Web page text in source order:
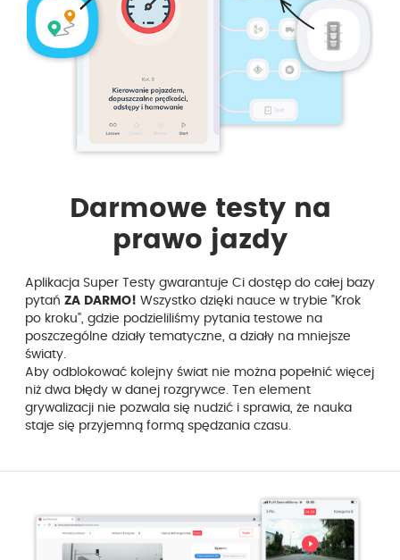
Darmowe testy na
prawo jazdy
Aplikacja Super Testy gwarantuje Ci dostęp do całej bazy
pytań ZA DARMO! Wszystko dzięki nauce w trybie "Krok
po kroku", gdzie podzieliliśmy pytania testowe na
poszczególne działy tematyczne, a działy na mniejsze
światy.
Aby odblokować kolejny świat nie można popełnić więcej
niż dwa błędy w danej rozgrywce. Ten element
grywalizacji nie pozwala się nudzić i sprawia, że nauka
staje się przyjemną formą spędzania czasu.